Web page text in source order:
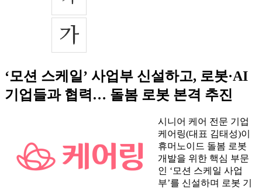
‘모션 스케일’ 사업부 신설하고, 로봇·AI
기업들과 협력… 돌봄 로봇 본격 추진
시니어 케어 전문 기업
케어링(대표 김태성)이
휴머노이드 돌봄 로봇
개발을 위한 핵심 부문
인 ‘모션 스케일 사업
부’를 신설하며 로봇 기